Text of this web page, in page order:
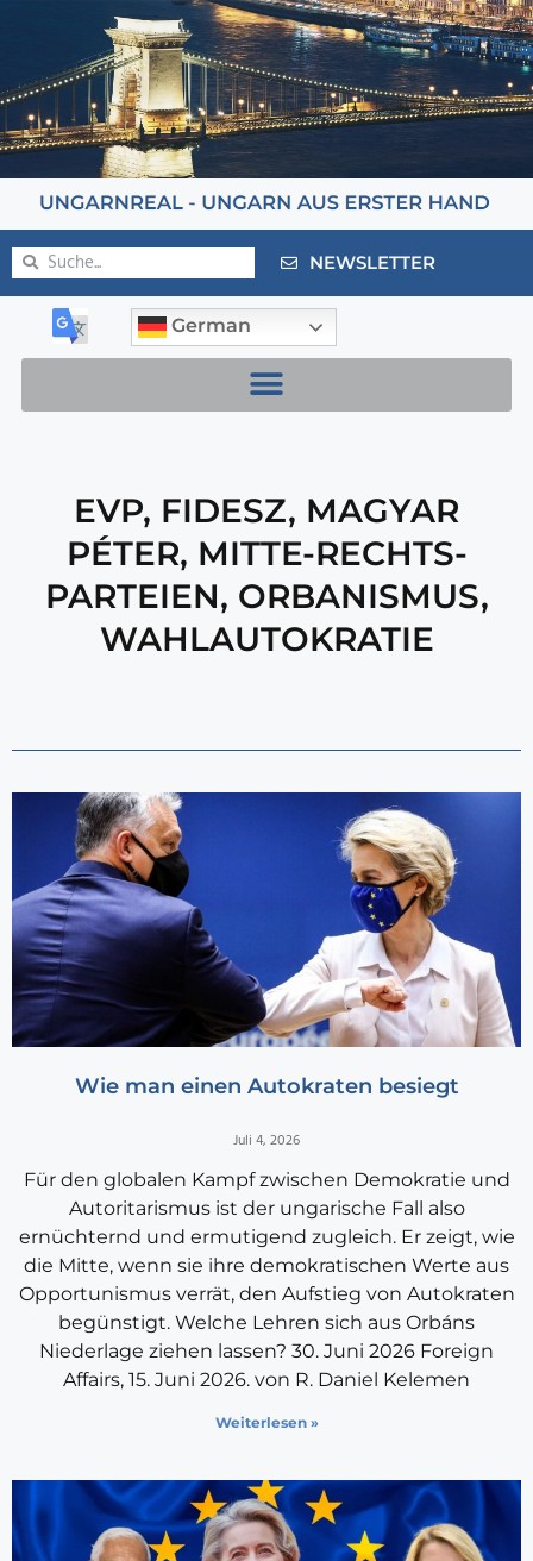
NEWSLETTER
German
EVP, FIDESZ, MAGYAR
PÉTER, MITTE-RECHTS-
PARTEIEN, ORBANISMUS,
WAHLAUTOKRATIE
Wie man einen Autokraten besiegt
Juli 4, 2026
Für den globalen Kampf zwischen Demokratie und
Autoritarismus ist der ungarische Fall also
ernüchternd und ermutigend zugleich. Er zeigt, wie
die Mitte, wenn sie ihre demokratischen Werte aus
Opportunismus verrät, den Aufstieg von Autokraten
begünstigt. Welche Lehren sich aus Orbáns
Niederlage ziehen lassen? 30. Juni 2026 Foreign
Affairs, 15. Juni 2026. von R. Daniel Kelemen
Weiterlesen »